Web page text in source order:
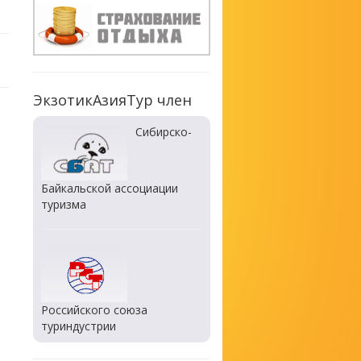
ЭкзотикАзияТур член
Сибирско-
Байкальской ассоциации
туризма
Российского союза
туриндустрии